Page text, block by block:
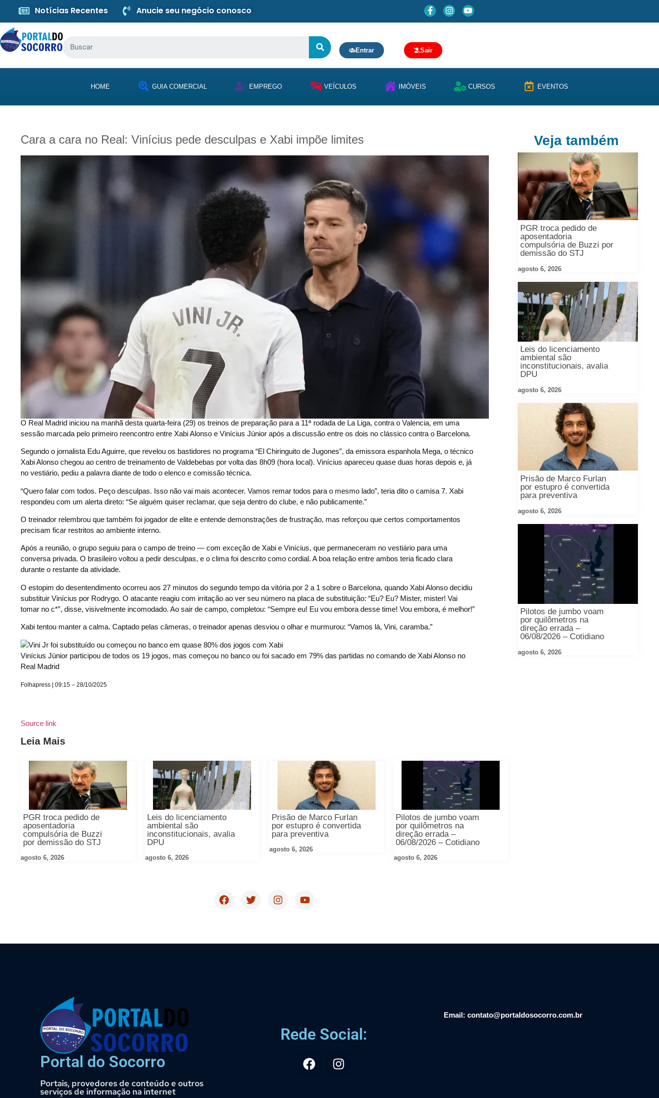
Notícias Recentes Anucie seu negócio conosco
Entrar Sair
HOME GUIA COMERCIAL EMPREGO VEÍCULOS IMÓVEIS CURSOS EVENTOS
Cara a cara no Real: Vinícius pede desculpas e Xabi impõe limites
O Real Madrid iniciou na manhã desta quarta-feira (29) os treinos de preparação para a 11ª rodada de La Liga, contra o Valencia, em uma
sessão marcada pelo primeiro reencontro entre Xabi Alonso e Vinícius Júnior após a discussão entre os dois no clássico contra o Barcelona.
Segundo o jornalista Edu Aguirre, que revelou os bastidores no programa “El Chiringuito de Jugones”, da emissora espanhola Mega, o técnico
Xabi Alonso chegou ao centro de treinamento de Valdebebas por volta das 8h09 (hora local). Vinícius apareceu quase duas horas depois e, já
no vestiário, pediu a palavra diante de todo o elenco e comissão técnica.
“Quero falar com todos. Peço desculpas. Isso não vai mais acontecer. Vamos remar todos para o mesmo lado”, teria dito o camisa 7. Xabi
respondeu com um alerta direto: “Se alguém quiser reclamar, que seja dentro do clube, e não publicamente.”
O treinador relembrou que também foi jogador de elite e entende demonstrações de frustração, mas reforçou que certos comportamentos
precisam ficar restritos ao ambiente interno.
Após a reunião, o grupo seguiu para o campo de treino — com exceção de Xabi e Vinícius, que permaneceram no vestiário para uma
conversa privada. O brasileiro voltou a pedir desculpas, e o clima foi descrito como cordial. A boa relação entre ambos teria ficado clara
durante o restante da atividade.
O estopim do desentendimento ocorreu aos 27 minutos do segundo tempo da vitória por 2 a 1 sobre o Barcelona, quando Xabi Alonso decidiu
substituir Vinícius por Rodrygo. O atacante reagiu com irritação ao ver seu número na placa de substituição: “Eu? Eu? Mister, mister! Vai
tomar no c*”, disse, visivelmente incomodado. Ao sair de campo, completou: “Sempre eu! Eu vou embora desse time! Vou embora, é melhor!”
Xabi tentou manter a calma. Captado pelas câmeras, o treinador apenas desviou o olhar e murmurou: “Vamos lá, Vini, caramba.”
Vinícius Júnior participou de todos os 19 jogos, mas começou no banco ou foi sacado em 79% das partidas no comando de Xabi Alonso no
Real Madrid
Folhapress | 09:15 – 28/10/2025
Source link
Leia Mais
PGR troca pedido de
aposentadoria
compulsória de Buzzi
por demissão do STJ
agosto 6, 2026
Leis do licenciamento
ambiental são
inconstitucionais, avalia
DPU
agosto 6, 2026
Prisão de Marco Furlan
por estupro é convertida
para preventiva
agosto 6, 2026
Pilotos de jumbo voam
por quilômetros na
direção errada –
06/08/2026 – Cotidiano
agosto 6, 2026
Veja também
PGR troca pedido de
aposentadoria
compulsória de Buzzi por
demissão do STJ
agosto 6, 2026
Leis do licenciamento
ambiental são
inconstitucionais, avalia
DPU
agosto 6, 2026
Prisão de Marco Furlan
por estupro é convertida
para preventiva
agosto 6, 2026
Pilotos de jumbo voam
por quilômetros na
direção errada –
06/08/2026 – Cotidiano
agosto 6, 2026
Portal do Socorro
Portais, provedores de conteúdo e outros
serviços de informação na internet
Rede Social:
Email: contato@portaldosocorro.com.br